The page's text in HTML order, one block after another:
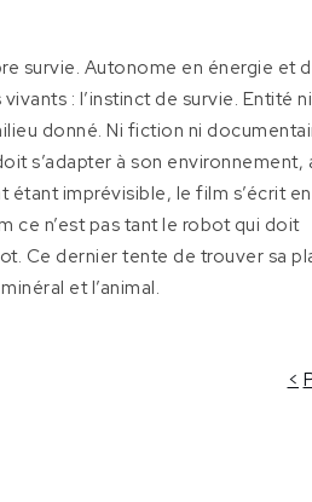
survie. Autonome en énergie et
: l’instinct de survie. Entité
donné. Ni fiction ni
s’adapter à son environnement,
étant imprévisible, le film s’écrit en
ce n’est pas tant le robot qui doit
Ce dernier tente de trouver sa
et l’animal.
<